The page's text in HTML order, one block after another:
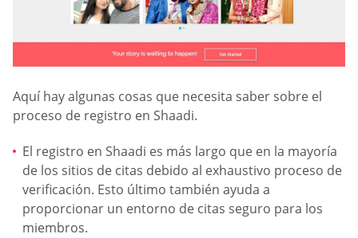
Aquí hay algunas cosas que necesita saber sobre el
proceso de registro en Shaadi.
El registro en Shaadi es más largo que en la mayoría
de los sitios de citas debido al exhaustivo proceso de
verificación. Esto último también ayuda a
proporcionar un entorno de citas seguro para los
miembros.